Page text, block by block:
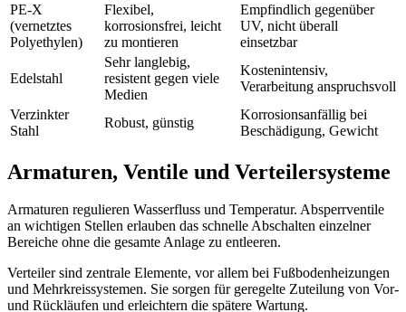
PE-X
(vernetztes
Polyethylen)
Flexibel,
korrosionsfrei, leicht
zu montieren
Empfindlich gegenüber
UV, nicht überall
einsetzbar
Edelstahl
Sehr langlebig,
resistent gegen viele
Medien
Kostenintensiv,
Verarbeitung anspruchsvoll
Verzinkter
Stahl
Robust, günstig
Korrosionsanfällig bei
Beschädigung, Gewicht
Armaturen, Ventile und Verteilersysteme
Armaturen regulieren Wasserfluss und Temperatur. Absperrventile
an wichtigen Stellen erlauben das schnelle Abschalten einzelner
Bereiche ohne die gesamte Anlage zu entleeren.
Verteiler sind zentrale Elemente, vor allem bei Fußbodenheizungen
und Mehrkreissystemen. Sie sorgen für geregelte Zuteilung von Vor-
und Rückläufen und erleichtern die spätere Wartung.